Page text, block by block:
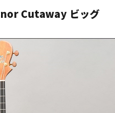
Cutaway ビッグ